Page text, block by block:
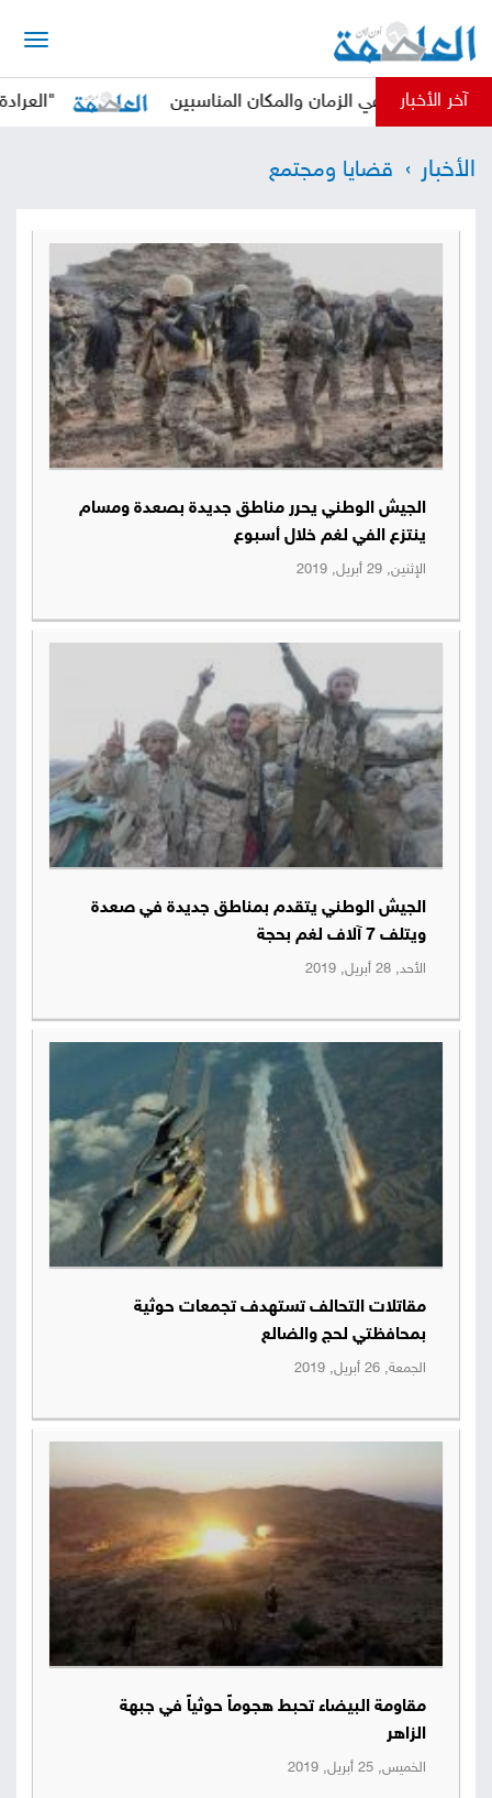
محلية
وتحليلات
حقوق
وحريات
سوشيال
كتابات
فيديوهات
نحن
إتصل
آخر الأخبار
في الزمان والمكان المناسبين "العرادة" يدعو
الأخبار قضايا ومجتمع
الجيش الوطني يحرر مناطق جديدة بصعدة ومسام
ينتزع الفي لغم خلال أسبوع
الإثنين, 29 أبريل, 2019
الجيش الوطني يتقدم بمناطق جديدة في صعدة
ويتلف 7 آلاف لغم بحجة
الأحد, 28 أبريل, 2019
مقاتلات التحالف تستهدف تجمعات حوثية
بمحافظتي لحج والضالع
الجمعة, 26 أبريل, 2019
مقاومة البيضاء تحبط هجوماً حوثياً في جبهة
الزاهر
الخميس, 25 أبريل, 2019